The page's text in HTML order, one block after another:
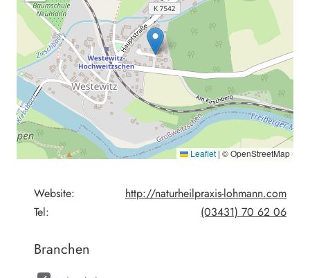
Leaflet | © OpenStreetMap
Website:
http://naturheilpraxis-lohmann.com
Tel:
(03431) 70 62 06
Branchen